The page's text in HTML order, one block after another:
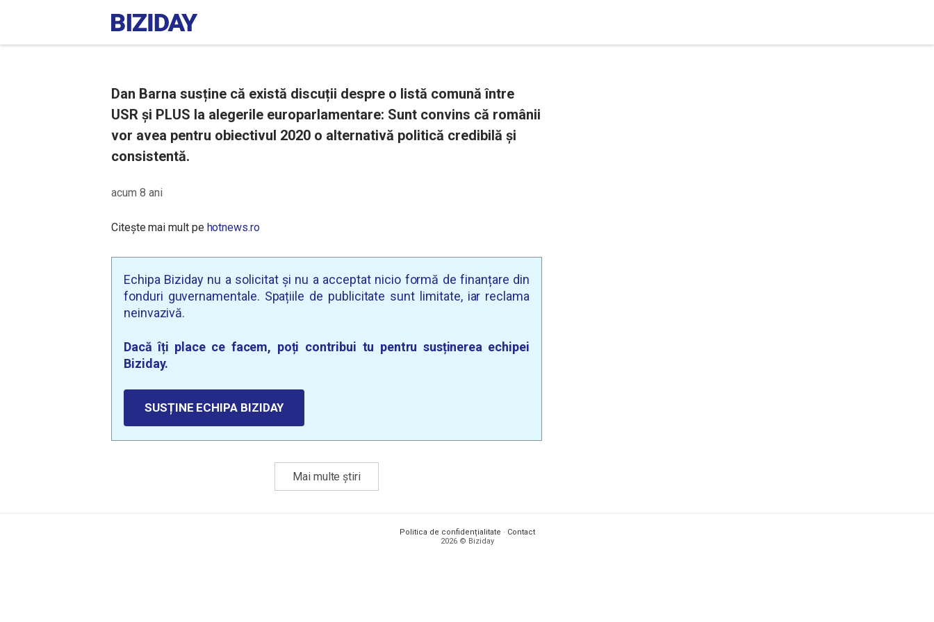
Dan Barna susține că există discuții despre o listă comună între
USR și PLUS la alegerile europarlamentare: Sunt convins că românii
vor avea pentru obiectivul 2020 o alternativă politică credibilă și
consistentă.
acum 8 ani
Citește mai mult pe hotnews.ro
Echipa Biziday nu a solicitat și nu a acceptat nicio formă de finanțare din
fonduri guvernamentale. Spațiile de publicitate sunt limitate, iar reclama
neinvazivă.
Dacă îți place ce facem, poți contribui tu pentru susținerea echipei
Biziday.
SUSȚINE ECHIPA BIZIDAY
Mai multe știri
Politica de confidențialitate · Contact
2026 © Biziday